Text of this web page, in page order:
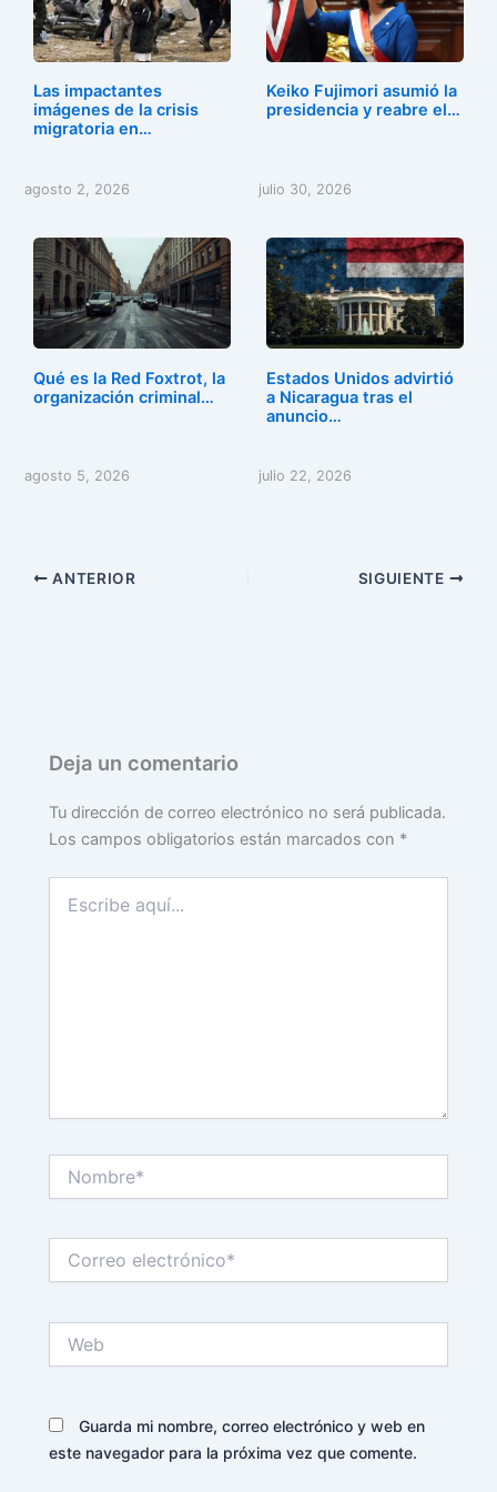
Las impactantes
imágenes de la crisis
migratoria en…
agosto 2, 2026
Keiko Fujimori asumió la
presidencia y reabre el…
julio 30, 2026
Qué es la Red Foxtrot, la
organización criminal…
agosto 5, 2026
Estados Unidos advirtió
a Nicaragua tras el
anuncio…
julio 22, 2026
ANTERIOR SIGUIENTE
Deja un comentario
Tu dirección de correo electrónico no será publicada.
Los campos obligatorios están marcados con *
aquí...
electrónico*
Guarda mi nombre, correo electrónico y web en
este navegador para la próxima vez que comente.